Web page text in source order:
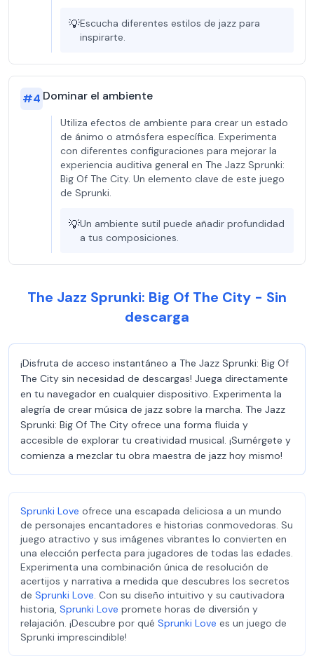
💡Escucha diferentes estilos de jazz para
inspirarte.
#4 Dominar el ambiente
Utiliza efectos de ambiente para crear un estado
de ánimo o atmósfera específica. Experimenta
con diferentes configuraciones para mejorar la
experiencia auditiva general en The Jazz Sprunki:
Big Of The City. Un elemento clave de este juego
de Sprunki.
💡Un ambiente sutil puede añadir profundidad
a tus composiciones.
The Jazz Sprunki: Big Of The City - Sin
descarga
¡Disfruta de acceso instantáneo a The Jazz Sprunki: Big Of
The City sin necesidad de descargas! Juega directamente
en tu navegador en cualquier dispositivo. Experimenta la
alegría de crear música de jazz sobre la marcha. The Jazz
Sprunki: Big Of The City ofrece una forma fluida y
accesible de explorar tu creatividad musical. ¡Sumérgete y
comienza a mezclar tu obra maestra de jazz hoy mismo!
Sprunki Love ofrece una escapada deliciosa a un mundo
de personajes encantadores e historias conmovedoras. Su
juego atractivo y sus imágenes vibrantes lo convierten en
una elección perfecta para jugadores de todas las edades.
Experimenta una combinación única de resolución de
acertijos y narrativa a medida que descubres los secretos
de Sprunki Love. Con su diseño intuitivo y su cautivadora
historia, Sprunki Love promete horas de diversión y
relajación. ¡Descubre por qué Sprunki Love es un juego de
Sprunki imprescindible!